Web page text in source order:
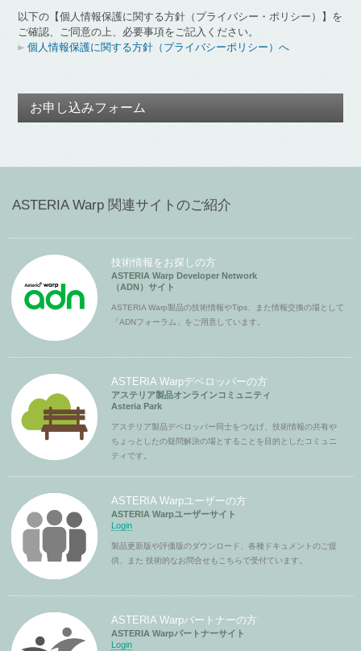
以下の【個人情報保護に関する方針（プライバシー・ポリシー）】を
ご確認、ご同意の上、必要事項をご記入ください。
個人情報保護に関する方針（プライバシーポリシー）へ
お申し込みフォーム
ASTERIA Warp 関連サイトのご紹介
技術情報をお探しの方
ASTERIA Warp Developer Network
（ADN）サイト
ASTERIA Warp製品の技術情報やTips、また情報交換の場として
「ADNフォーラム」をご用意しています。
ASTERIA Warpデベロッパーの方
アステリア製品オンラインコミュニティ
Asteria Park
アステリア製品デベロッパー同士をつなげ、技術情報の共有や
ちょっとしたの疑問解決の場とすることを目的としたコミュニ
ティです。
ASTERIA Warpユーザーの方
ASTERIA Warpユーザーサイト
Login
製品更新版や評価版のダウンロード、各種ドキュメントのご提
供、また 技術的なお問合せもこちらで受付ています。
ASTERIA Warpパートナーの方
ASTERIA Warpパートナーサイト
Login